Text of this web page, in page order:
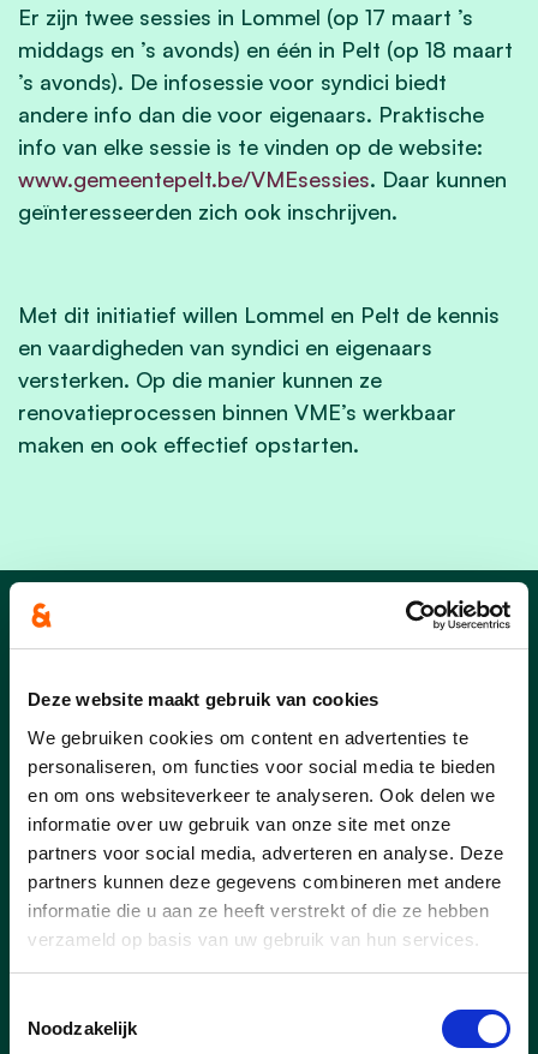
Deze website maakt gebruik van cookies
We gebruiken cookies om content en advertenties te
personaliseren, om functies voor social media te bieden
en om ons websiteverkeer te analyseren. Ook delen we
informatie over uw gebruik van onze site met onze
partners voor social media, adverteren en analyse. Deze
partners kunnen deze gegevens combineren met andere
informatie die u aan ze heeft verstrekt of die ze hebben
verzameld op basis van uw gebruik van hun services.
Noodzakelijk
Er zijn twee sessies in Lommel (op 17 maart ’s
middags en ’s avonds) en één in Pelt (op 18 maart
’s avonds). De infosessie voor syndici biedt
andere info dan die voor eigenaars. Praktische
info van elke sessie is te vinden op de website:
www.gemeentepelt.be/VMEsessies. Daar kunnen
geïnteresseerden zich ook inschrijven.
Met dit initiatief willen Lommel en Pelt de kennis
en vaardigheden van syndici en eigenaars
versterken. Op die manier kunnen ze
renovatieprocessen binnen VME’s werkbaar
maken en ook effectief opstarten.
Nieuws